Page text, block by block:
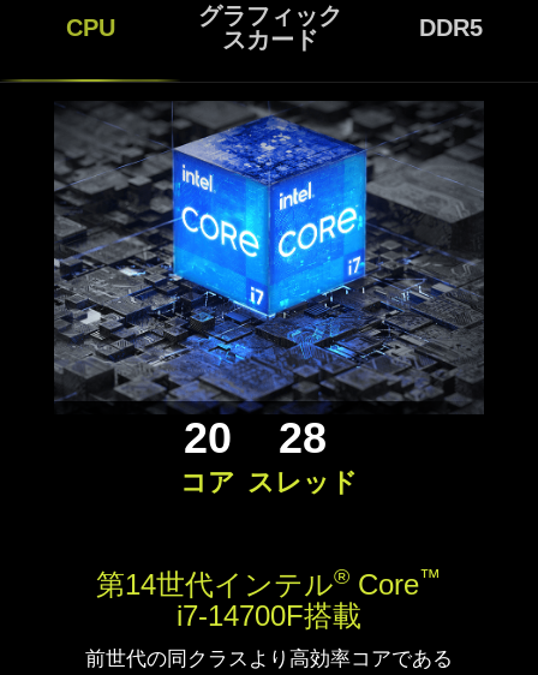
CPU
グラフィック
スカード
DDR5
20
コア
28
スレッド
第14世代インテル® Core™
i7-14700F搭載
前世代の同クラスより高効率コアである
NVIDIA®GeForce RTX™ 5060 Ti
8GB搭載
RTX 3060 Tiと比べて最大で約5.8倍のゲーミング性
能を発揮するグラフィックスカードで、より進化し
たDLSS 4.5を使用することにより、フルHD解像度
かつ高リフレッシュレートに対応したゲーミングモ
ニターとの組み合わせにお勧めです。
よりデータ転送が高速なDDR5メモ
DDR4と比べメモリ速度を向上させたDDR5メモリを
搭載しており、大容量データのやり取りにおいて効
果を発揮します。